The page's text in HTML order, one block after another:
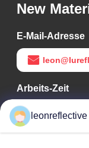
New
E-Mail-Adresse
Arbeits-Zeit
9:00-18:00
Unsere
leonreflective